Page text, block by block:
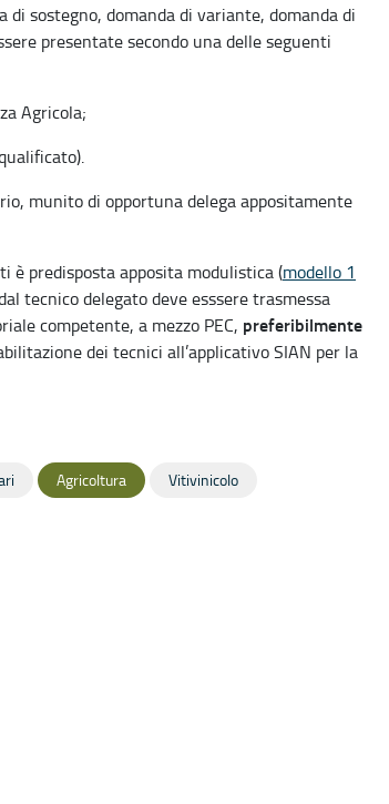
sostegno, domanda di variante, domanda di
presentate secondo una delle seguenti
Agricola;
munito di opportuna delega appositamente
è predisposta apposita modulistica (modello 1
tecnico delegato deve esssere trasmessa
competente, a mezzo PEC, preferibilmente
dei tecnici all’applicativo SIAN per la
Agricoltura
Vitivinicolo